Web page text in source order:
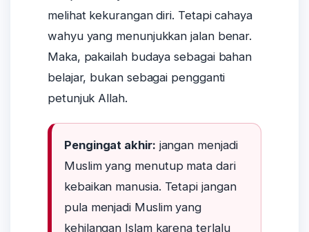
melihat kekurangan diri. Tetapi cahaya
wahyu yang menunjukkan jalan benar.
Maka, pakailah budaya sebagai bahan
belajar, bukan sebagai pengganti
petunjuk Allah.
Pengingat akhir: jangan menjadi
Muslim yang menutup mata dari
kebaikan manusia. Tetapi jangan
pula menjadi Muslim yang
kehilangan Islam karena terlalu